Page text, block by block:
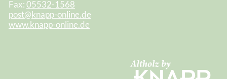
Fax:05532-1568
post@knapp-online.de
www.knapp-online.de